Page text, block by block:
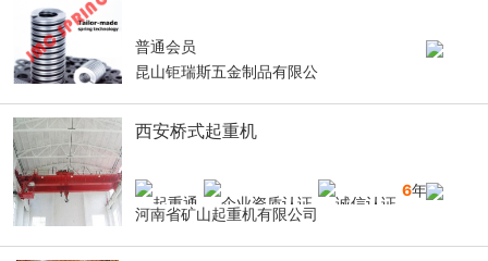
普通会员
昆山钜瑞斯五金制品有限公
西安桥式起重机
6年
河南省矿山起重机有限公司